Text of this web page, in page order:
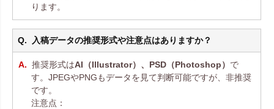
ります。
入稿データの推奨形式や注意点はありますか？
推奨形式はAI（Illustrator）、PSD（Photoshop） で
す。JPEGやPNGもデータを見て判断可能ですが、非推奨
です。
注意点：